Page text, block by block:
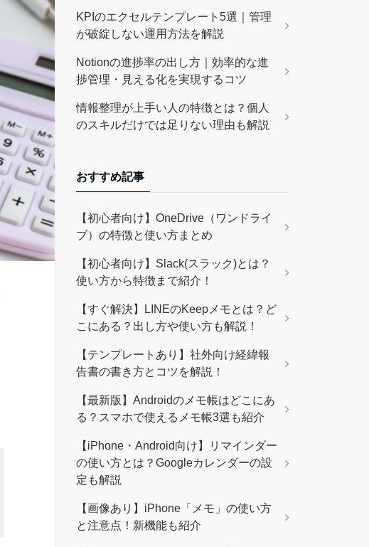
KPIのエクセルテンプレート5選｜管理
が破綻しない運用方法を解説
Notionの進捗率の出し方｜効率的な進
捗管理・見える化を実現するコツ
情報整理が上手い人の特徴とは？個人
のスキルだけでは足りない理由も解説
おすすめ記事
【初心者向け】OneDrive（ワンドライ
ブ）の特徴と使い方まとめ
【初心者向け】Slack(スラック)とは？
使い方から特徴まで紹介！
【すぐ解決】LINEのKeepメモとは？ど
こにある？出し方や使い方も解説！
【テンプレートあり】社外向け経緯報
告書の書き方とコツを解説！
【最新版】Androidのメモ帳はどこにあ
る？スマホで使えるメモ帳3選も紹介
【iPhone・Android向け】リマインダー
の使い方とは？Googleカレンダーの設
定も解説
【画像あり】iPhone「メモ」の使い方
と注意点！新機能も紹介